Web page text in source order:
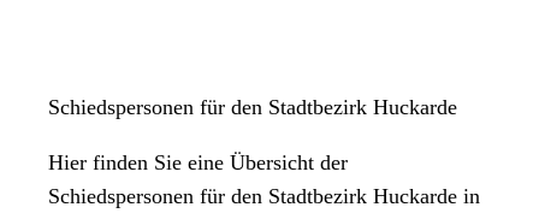
Schiedspersonen für den Stadtbezirk Huckarde
Hier finden Sie eine Übersicht der
Schiedspersonen für den Stadtbezirk Huckarde in